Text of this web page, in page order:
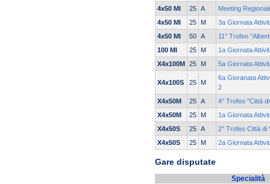
4x50 MI
25 A
Meeting
4x50 MI
25 M
3a Giornata
4x50 MI
50 A
11° Trofeo
100 MI
25 M
1a Giornata
X4x100M 25 M 5a Giornata
X4x100S 25 M
6a Gioranata
2
X4x50M
25 A
4° Trofeo "Città
X4x50M
25 M
1a Giornata
X4x50S
25 A
2° Trofeo Città di
X4x50S
25 M 2a Giornata
Gare disputate
Specialità